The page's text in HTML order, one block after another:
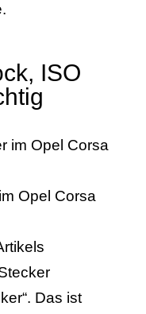
ISO
Opel Corsa
Das ist